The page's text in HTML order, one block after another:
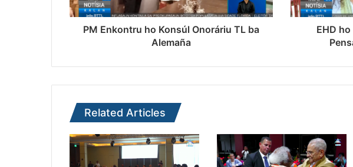
PM Enkontru ho Konsúl Onoráriu TL ba
Alemaña
EHD
Related Articles